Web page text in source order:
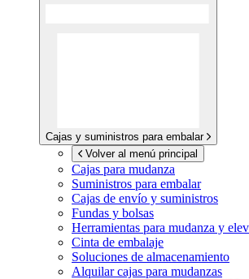
Cajas y suministros para embalar
Volver al menú principal
Cajas para mudanza
Suministros para embalar
Cajas de envío y suministros
Fundas y bolsas
Herramientas para mudanza y
Cinta de embalaje
Soluciones de almacenamiento
Alquilar cajas para mudanzas